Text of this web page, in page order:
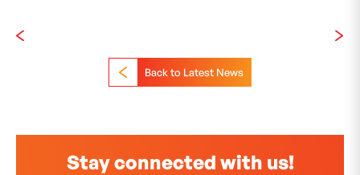
Back to Latest News
Stay connected with us!